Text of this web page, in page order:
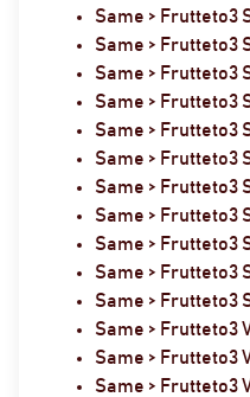
Same > Frutteto3
Same > Frutteto3
Same > Frutteto3
Same > Frutteto3
Same > Frutteto3
Same > Frutteto3
Same > Frutteto3
Same > Frutteto3
Same > Frutteto3
Same > Frutteto3
Same > Frutteto3
Same > Frutteto3
Same > Frutteto3
Same > Frutteto3